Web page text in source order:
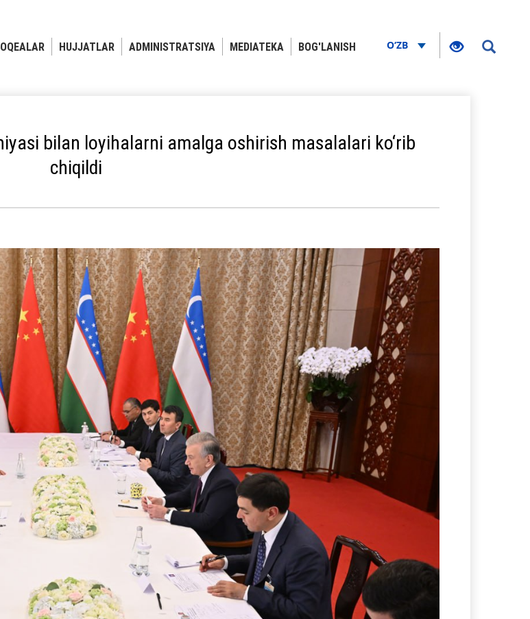
HUJJATLAR ADMINISTRATSIYA MEDIATEKA BOG'LANISH O‘ZB
bilan loyihalarni amalga oshirish masalalari ko‘rib
chiqildi